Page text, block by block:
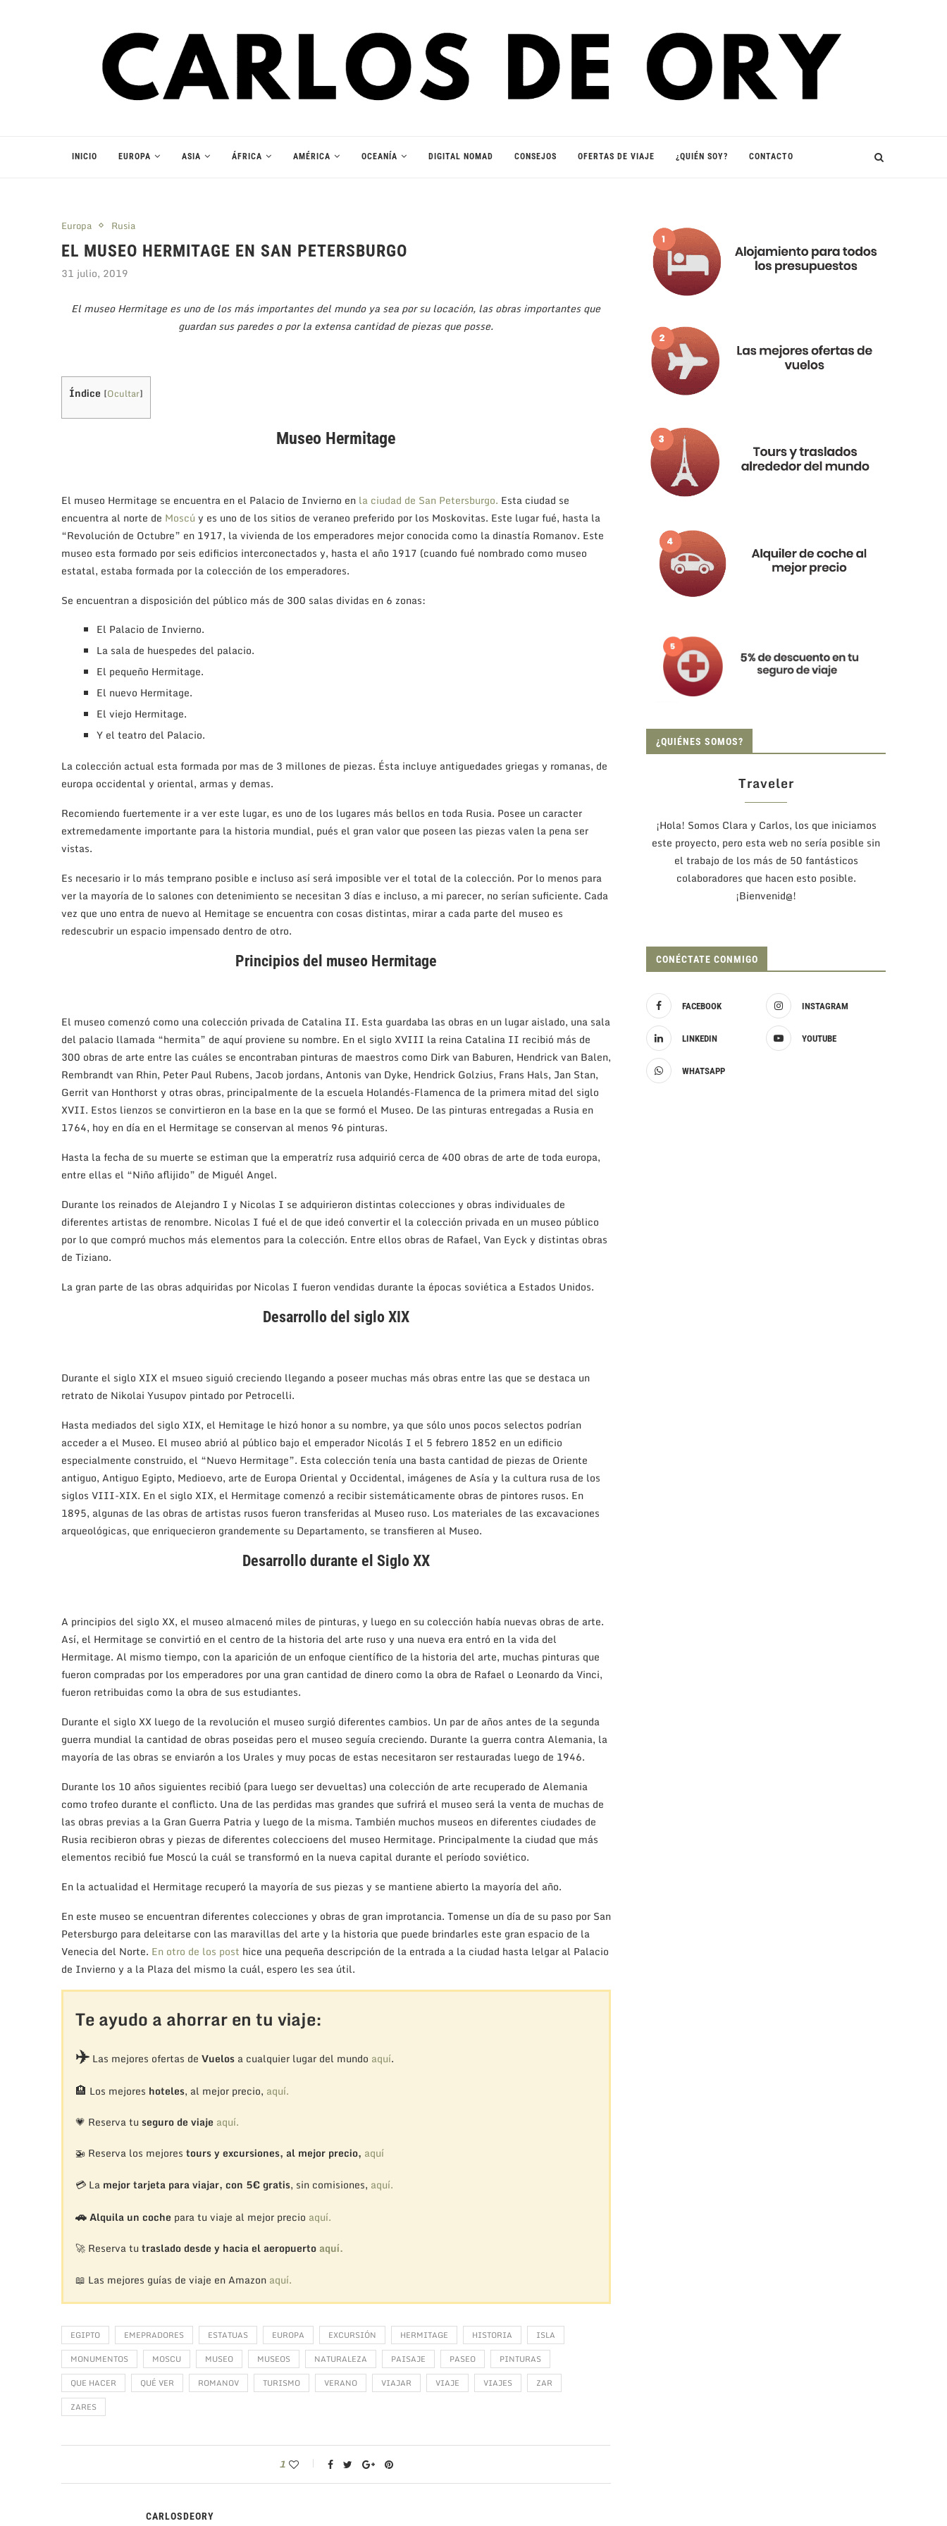
INICIO EUROPA ASIA ÁFRICA AMÉRICA OCEANÍA DIGITAL NOMAD CONSEJOS OFERTAS DE VIAJE ¿QUIÉN SOY? CONTACTO
Europa Rusia
EL MUSEO HERMITAGE EN SAN PETERSBURGO
31 julio, 2019
El museo Hermitage es uno de los más importantes del mundo ya sea por su locación, las obras importantes que
guardan sus paredes o por la extensa cantidad de piezas que posse.
Índice [Ocultar]
Museo Hermitage
El museo Hermitage se encuentra en el Palacio de Invierno en la ciudad de San Petersburgo. Esta ciudad se
encuentra al norte de Moscú y es uno de los sitios de veraneo preferido por los Moskovitas. Este lugar fué, hasta la
“Revolución de Octubre” en 1917, la vivienda de los emperadores mejor conocida como la dinastía Romanov. Este
museo esta formado por seis edificios interconectados y, hasta el año 1917 (cuando fué nombrado como museo
estatal, estaba formada por la colección de los emperadores.
Se encuentran a disposición del público más de 300 salas dividas en 6 zonas:
El Palacio de Invierno.
La sala de huespedes del palacio.
El pequeño Hermitage.
El nuevo Hermitage.
El viejo Hermitage.
Y el teatro del Palacio.
La colección actual esta formada por mas de 3 millones de piezas. Ésta incluye antiguedades griegas y romanas, de
europa occidental y oriental, armas y demas.
Recomiendo fuertemente ir a ver este lugar, es uno de los lugares más bellos en toda Rusia. Posee un caracter
extremedamente importante para la historia mundial, pués el gran valor que poseen las piezas valen la pena ser
vistas.
Es necesario ir lo más temprano posible e incluso así será imposible ver el total de la colección. Por lo menos para
ver la mayoría de lo salones con detenimiento se necesitan 3 días e incluso, a mi parecer, no serían suficiente. Cada
vez que uno entra de nuevo al Hemitage se encuentra con cosas distintas, mirar a cada parte del museo es
redescubrir un espacio impensado dentro de otro.
Principios del museo Hermitage
El museo comenzó como una colección privada de Catalina II. Esta guardaba las obras en un lugar aislado, una sala
del palacio llamada “hermita” de aquí proviene su nombre. En el siglo XVIII la reina Catalina II recibió más de
300 obras de arte entre las cuáles se encontraban pinturas de maestros como Dirk van Baburen, Hendrick van Balen,
Rembrandt van Rhin, Peter Paul Rubens, Jacob jordans, Antonis van Dyke, Hendrick Golzius, Frans Hals, Jan Stan,
Gerrit van Honthorst y otras obras, principalmente de la escuela Holandés-Flamenca de la primera mitad del siglo
XVII. Estos lienzos se convirtieron en la base en la que se formó el Museo. De las pinturas entregadas a Rusia en
1764, hoy en día en el Hermitage se conservan al menos 96 pinturas.
Hasta la fecha de su muerte se estiman que la emperatríz rusa adquirió cerca de 400 obras de arte de toda europa,
entre ellas el “Niño aflijido” de Miguél Angel.
Durante los reinados de Alejandro I y Nicolas I se adquirieron distintas colecciones y obras individuales de
diferentes artistas de renombre. Nicolas I fué el de que ideó convertir el la colección privada en un museo público
por lo que compró muchos más elementos para la colección. Entre ellos obras de Rafael, Van Eyck y distintas obras
de Tiziano.
La gran parte de las obras adquiridas por Nicolas I fueron vendidas durante la épocas soviética a Estados Unidos.
Desarrollo del siglo XIX
Durante el siglo XIX el msueo siguió creciendo llegando a poseer muchas más obras entre las que se destaca un
retrato de Nikolai Yusupov pintado por Petrocelli.
Hasta mediados del siglo XIX, el Hemitage le hizó honor a su nombre, ya que sólo unos pocos selectos podrían
acceder a el Museo. El museo abrió al público bajo el emperador Nicolás I el 5 febrero 1852 en un edificio
especialmente construido, el “Nuevo Hermitage”. Esta colección tenía una basta cantidad de piezas de Oriente
antiguo, Antiguo Egipto, Medioevo, arte de Europa Oriental y Occidental, imágenes de Asía y la cultura rusa de los
siglos VIII-XIX. En el siglo XIX, el Hermitage comenzó a recibir sistemáticamente obras de pintores rusos. En
1895, algunas de las obras de artistas rusos fueron transferidas al Museo ruso. Los materiales de las excavaciones
arqueológicas, que enriquecieron grandemente su Departamento, se transfieren al Museo.
Desarrollo durante el Siglo XX
A principios del siglo XX, el museo almacenó miles de pinturas, y luego en su colección había nuevas obras de arte.
Así, el Hermitage se convirtió en el centro de la historia del arte ruso y una nueva era entró en la vida del
Hermitage. Al mismo tiempo, con la aparición de un enfoque científico de la historia del arte, muchas pinturas que
fueron compradas por los emperadores por una gran cantidad de dinero como la obra de Rafael o Leonardo da Vinci,
fueron retribuidas como la obra de sus estudiantes.
Durante el siglo XX luego de la revolución el museo surgió diferentes cambios. Un par de años antes de la segunda
guerra mundial la cantidad de obras poseidas pero el museo seguía creciendo. Durante la guerra contra Alemania, la
mayoría de las obras se enviarón a los Urales y muy pocas de estas necesitaron ser restauradas luego de 1946.
Durante los 10 años siguientes recibió (para luego ser devueltas) una colección de arte recuperado de Alemania
como trofeo durante el conflicto. Una de las perdidas mas grandes que sufrirá el museo será la venta de muchas de
las obras previas a la Gran Guerra Patria y luego de la misma. También muchos museos en diferentes ciudades de
Rusia recibieron obras y piezas de diferentes coleccioens del museo Hermitage. Principalmente la ciudad que más
elementos recibió fue Moscú la cuál se transformó en la nueva capital durante el período soviético.
En la actualidad el Hermitage recuperó la mayoría de sus piezas y se mantiene abierto la mayoría del año.
En este museo se encuentran diferentes colecciones y obras de gran improtancia. Tomense un día de su paso por San
Petersburgo para deleitarse con las maravillas del arte y la historia que puede brindarles este gran espacio de la
Venecia del Norte. En otro de los post hice una pequeña descripción de la entrada a la ciudad hasta lelgar al Palacio
de Invierno y a la Plaza del mismo la cuál, espero les sea útil.
Te ayudo a ahorrar en tu viaje:
✈️Las mejores ofertas de Vuelosa cualquier lugar del mundo aquí.
🏨 Los mejores hoteles, al mejor precio, aquí.
💗 Reserva tu seguro de viaje aquí.
🚁 Reserva los mejores tours y excursiones, al mejor precio, aquí
💳 La mejor tarjeta para viajar, con 5€ gratis, sin comisiones, aquí.
🚗Alquila un coche para tu viaje al mejor precio aquí.
🚀 Reserva tu traslado desde y hacia el aeropuerto aquí.
📖 Las mejores guías de viaje en Amazon aquí.
EGIPTO EMEPRADORES ESTATUAS EUROPA EXCURSIÓN HERMITAGE HISTORIA
ISLA
MONUMENTOS
MOSCU MUSEO MUSEOS NATURALEZA PAISAJE PASEO
PINTURAS
QUE HACER
QUÉ VER ROMANOV TURISMO VERANO VIAJAR VIAJE VIAJES
ZAR
ZARES
1
CARLOSDEORY
¿QUIÉNES SOMOS?
Traveler
¡Hola! Somos Clara y Carlos, los que iniciamos
este proyecto, pero esta web no sería posible sin
el trabajo de los más de 50 fantásticos
colaboradores que hacen esto posible.
¡Bienvenid@!
CONÉCTATE CONMIGO
FACEBOOK INSTAGRAM
LINKEDIN YOUTUBE
WHATSAPP